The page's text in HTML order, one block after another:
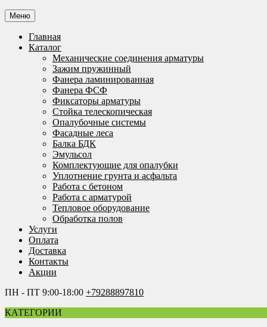
Меню
Главная
Каталог
Механические соединения арматуры
Зажим пружинный
Фанера ламинированная
Фанера ФСФ
Фиксаторы арматуры
Стойка телескопическая
Опалубочные системы
Фасадные леса
Балка БДК
Эмульсол
Комплектующие для опалубки
Уплотнение грунта и асфальта
Работа с бетоном
Работа с арматурой
Тепловое оборудование
Обработка полов
Услуги
Оплата
Доставка
Контакты
Акции
ПН - ПТ 9:00-18:00 +79288897810
КАТЕГОРИИ